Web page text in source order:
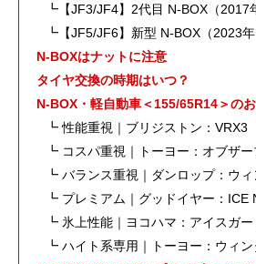
┗【JF3/JF4】2代目 N-BOX（2017
┗【JF5/JF6】新型 N-BOX（2023年
N-BOXはナットに注意
タイヤ交換の時期はいつ？
N-BOX・軽自動車＜155/65R14＞の
┗ 性能重視｜ブリジストン：VRX3
┗ コスパ重視｜トーヨー：オブザ
┗ バランス重視｜ダンロップ：ウ
┗ プレミアム｜グッドイヤー：ICE
┗ 氷上性能｜ヨコハマ：アイスガー
┗ ハイト系専用｜トーヨー：ウィ